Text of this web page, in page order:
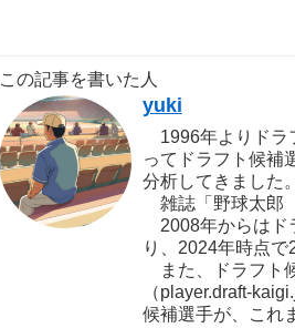
この記事を書いた人
yuki
1996年よりドラ
ってドラフト候補
分析してきました
雑誌「野球太郎
2008年からはド
り、2024年時点
また、ドラフト
（player.draft-
候補選手が、これ